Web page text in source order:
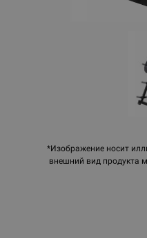
*Изображение носит
внешний вид продукта